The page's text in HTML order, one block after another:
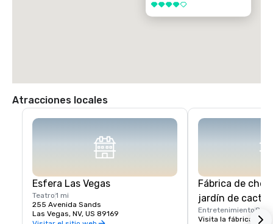
4 de 5
Atracciones locales
Esfera Las Vegas
Teatro1 mi
255 Avenida Sands
Las Vegas, NV, US 89169
Fábrica de
jardín de cactus
Entretenimiento 8 mi
Visita la fábrica de